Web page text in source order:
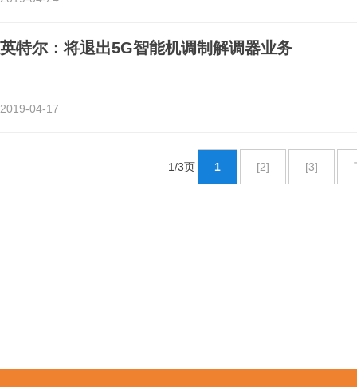
英特尔：将退出5G智能机调制解调器业务
2019-04-17
1/3页 1 [2] [3]